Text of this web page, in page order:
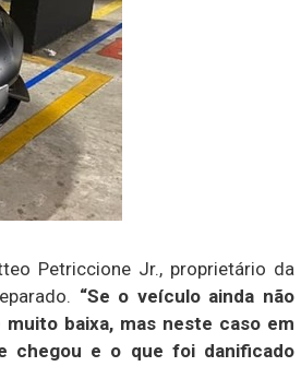
Petriccione Jr., proprietário da
“Se o veículo ainda não
baixa, mas neste caso em
chegou e o que foi danificado